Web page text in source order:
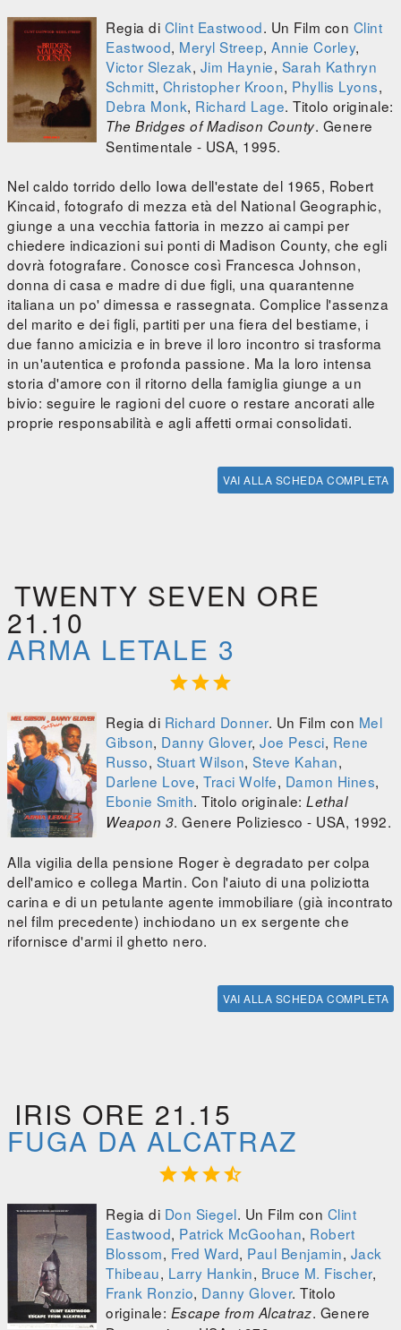
Regia di Clint Eastwood. Un Film con Clint
Eastwood, Meryl Streep, Annie Corley,
Victor Slezak, Jim Haynie, Sarah Kathryn
Schmitt, Christopher Kroon, Phyllis Lyons,
Debra Monk, Richard Lage. Titolo originale:
The Bridges of Madison County. Genere
Sentimentale - USA, 1995.
Nel caldo torrido dello Iowa dell'estate del 1965, Robert
Kincaid, fotografo di mezza età del National Geographic,
giunge a una vecchia fattoria in mezzo ai campi per
chiedere indicazioni sui ponti di Madison County, che egli
dovrà fotografare. Conosce così Francesca Johnson,
donna di casa e madre di due figli, una quarantenne
italiana un po' dimessa e rassegnata. Complice l'assenza
del marito e dei figli, partiti per una fiera del bestiame, i
due fanno amicizia e in breve il loro incontro si trasforma
in un'autentica e profonda passione. Ma la loro intensa
storia d'amore con il ritorno della famiglia giunge a un
bivio: seguire le ragioni del cuore o restare ancorati alle
proprie responsabilità e agli affetti ormai consolidati.
VAI ALLA SCHEDA COMPLETA
TWENTY SEVEN ORE
21.10
ARMA LETALE 3

Regia di Richard Donner. Un Film con Mel
Gibson, Danny Glover, Joe Pesci, Rene
Russo, Stuart Wilson, Steve Kahan,
Darlene Love, Traci Wolfe, Damon Hines,
Ebonie Smith. Titolo originale: Lethal
Weapon 3. Genere Poliziesco - USA, 1992.
Alla vigilia della pensione Roger è degradato per colpa
dell'amico e collega Martin. Con l'aiuto di una poliziotta
carina e di un petulante agente immobiliare (già incontrato
nel film precedente) inchiodano un ex sergente che
rifornisce d'armi il ghetto nero.
VAI ALLA SCHEDA COMPLETA
IRIS ORE 21.15
FUGA DA ALCATRAZ

Regia di Don Siegel. Un Film con Clint
Eastwood, Patrick McGoohan, Robert
Blossom, Fred Ward, Paul Benjamin, Jack
Thibeau, Larry Hankin, Bruce M. Fischer,
Frank Ronzio, Danny Glover. Titolo
originale: Escape from Alcatraz. Genere